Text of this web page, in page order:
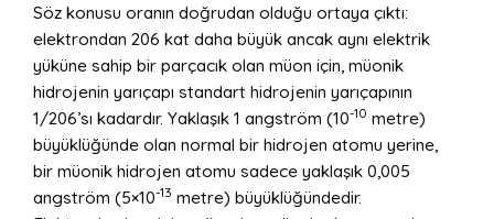
Söz konusu oranın doğrudan olduğu ortaya çıktı:
elektrondan 206 kat daha büyük ancak aynı elektrik
yüküne sahip bir parçacık olan müon için, müonik
hidrojenin yarıçapı standart hidrojenin yarıçapının
1/206’sı kadardır. Yaklaşık 1 angström (10-10 metre)
büyüklüğünde olan normal bir hidrojen atomu yerine,
bir müonik hidrojen atomu sadece yaklaşık 0,005
angström (5×10-13 metre) büyüklüğündedir.